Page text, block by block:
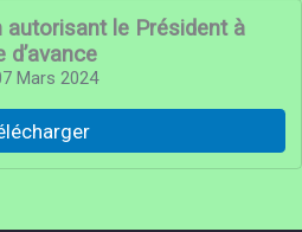
autorisant le Président à
d’avance
Mars 2024